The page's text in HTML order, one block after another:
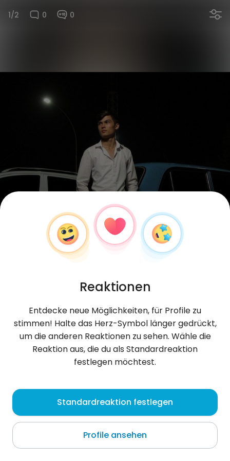
1/2 0 0
Usman , 20
Samarqand
Über mich
Reaktionen
Entdecke neue Möglichkeiten, für Profile zu
stimmen! Halte das Herz-Symbol länger gedrückt,
um die anderen Reaktionen zu sehen. Wähle die
Reaktion aus, die du als Standardreaktion
festlegen möchtest.
Standardreaktion festlegen
Profile ansehen